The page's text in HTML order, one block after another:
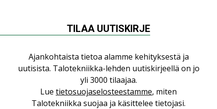
menetelmät
TILAA UUTISKIRJE
Ajankohtaista tietoa alamme kehityksestä ja
uutisista. Talotekniikka-lehden uutiskirjeellä on jo
yli 3000 tilaajaa.
Lue tietosuojaselosteestamme, miten
Talotekniikka suojaa ja käsittelee tietojasi.